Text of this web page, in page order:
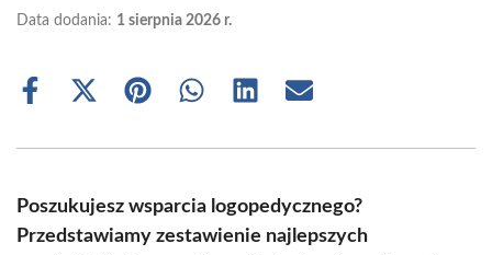
Data dodania: 1 sierpnia 2026 r.
Share
Share
(Twitter)
Share Share Share Share
Poszukujesz wsparcia logopedycznego?
Przedstawiamy zestawienie najlepszych